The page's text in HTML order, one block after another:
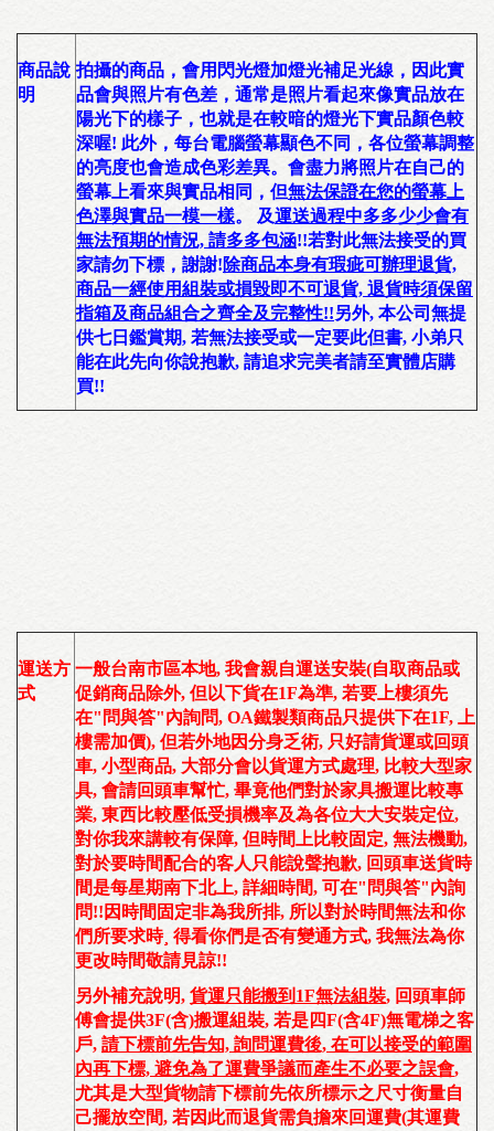
商品說
明
拍攝的商品，會用閃光燈加燈光補足光線，因此實
品會與照片有色差 ，通常是照片看起來像實品放在
陽光下的樣子，也就是在較暗的燈光下實品顏色較
深喔! 此外，每台電腦螢幕顯色不同，各位螢幕調整
的亮度也會造成色彩差異。會盡力將照片在自己的
螢幕上看來與實品相同， 但無法保證在您的螢幕上
色澤與實品一模一樣。 及運送過程中多多少少會有
無法預期的情況, 請多多包涵!!若對此無法接受的買
家請勿下標，謝謝!除商品本身有瑕疵可辦理退貨,
商品一經使用組裝或損毀即不可退貨, 退貨時須保留
指箱及商品組合之齊全及完整性!!另外, 本公司無提
供七日鑑賞期, 若無法接受或一定要此但書, 小弟只
能在此先向你說抱歉, 請追求完美者請至實體店購
買!!
運送方
式
一般台南市區本地, 我會親自運送安裝(自取商品或
促銷商品除外, 但以下貨在1F為準, 若要上樓須先
在"問與答"內詢問, OA鐵製類商品只提供下在1F, 上
樓需加價), 但若外地因分身乏術, 只好請貨運或回頭
車, 小型商品, 大部分會以貨運方式處理, 比較大型家
具, 會請回頭車幫忙, 畢竟他們對於家具搬運比較專
業, 東西比較壓低受損機率及為各位大大安裝定位,
對你我來講較有保障, 但時間上比較固定, 無法機動,
對於要時間配合的客人只能說聲抱歉, 回頭車送貨時
間是每星期南下北上, 詳細時間, 可在"問與答"內詢
問!!因時間固定非為我所排, 所以對於時間無法和你
們所要求時¸ 得看你們是否有變通方式, 我無法為你
更改時間敬請見諒!!
另外補充說明, 貨運只能搬到1F無法組裝, 回頭車師
傅會提供3F(含)搬運組裝, 若是四F(含4F)無電梯之客
戶, 請下標前先告知, 詢問運費後, 在可以接受的範圍
內再下標, 避免為了運費爭議而產生不必要之誤會,
尤其是大型貨物請下標前先依所標示之尺寸衡量自
己擺放空間, 若因此而退貨需負擔來回運費(其運費